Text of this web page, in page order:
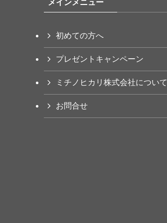
メインメニュー
初めての方へ
プレゼントキャンペーン
ミチノヒカリ株式会社について
お問合せ